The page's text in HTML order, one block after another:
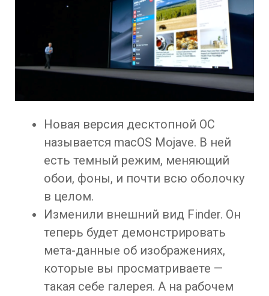
Новая версия десктопной ОС
называется macOS Mojave. В ней
есть темный режим, меняющий
обои, фоны, и почти всю оболочку
в целом.
Изменили внешний вид Finder. Он
теперь будет демонстрировать
мета-данные об изображениях,
которые вы просматриваете —
такая себе галерея. А на рабочем